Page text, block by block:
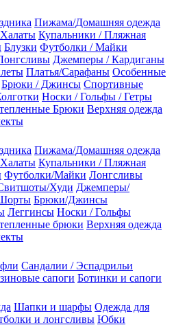
Пижама/Домашняя одежда
Купальники / Пляжная
Блузки Футболки / Майки
Джемперы / Кардиганы
Платья/Сарафаны Особенные
Брюки / Джинсы Спортивные
Носки / Гольфы / Гетры
Брюки Верхняя одежда
Пижама/Домашняя одежда
Купальники / Пляжная
Футболки/Майки Лонгсливы
Худи Джемперы/
Брюки/Джинсы
Леггинсы Носки / Гольфы
брюки Верхняя одежда
Сандалии / Эспадрильи
сапоги Ботинки и сапоги
Шапки и шарфы Одежда для
и лонгсливы Юбки